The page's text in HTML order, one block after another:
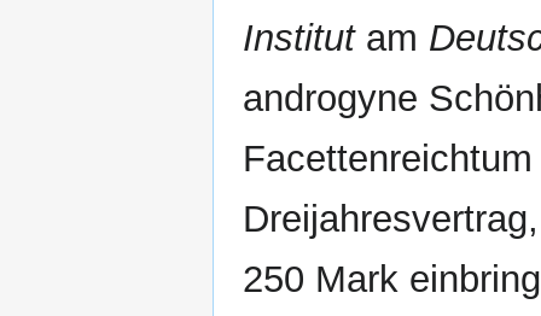
Institutam
androgyne
250 Mark